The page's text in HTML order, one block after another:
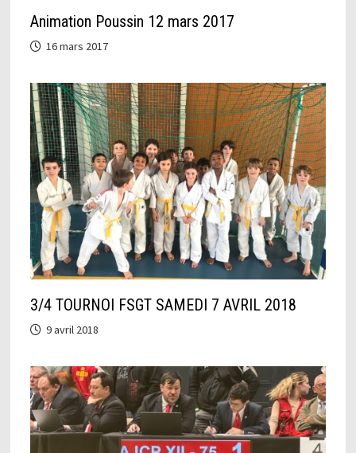
Animation Poussin 12 mars 2017
16 mars 2017
3/4 TOURNOI FSGT SAMEDI 7 AVRIL 2018
9 avril 2018